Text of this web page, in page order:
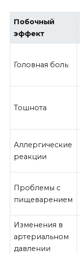
Побочный
эффект
Головная боль
Тошнота
Аллергические
реакции
Проблемы с
пищеварением
Изменения в
артериальном
давлении